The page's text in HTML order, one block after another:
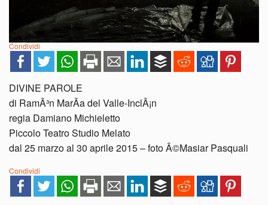
Condividi
DIVINE PAROLE
di RamÃ³n MarÃ­a del Valle-InclÃ¡n
regia Damiano Michieletto
Piccolo Teatro Studio Melato
dal 25 marzo al 30 aprile 2015 – foto Â©Masiar Pasquali
Condividi